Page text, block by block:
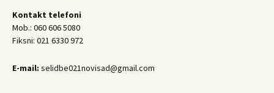
Kontakt telefoni
Mob.: 060 606 5080
Fiksni: 021 6330 972
E-mail: selidbe021novisad@gmail.com